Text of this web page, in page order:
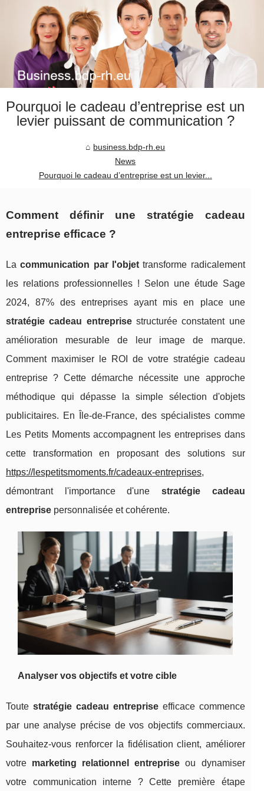
Pourquoi le cadeau d’entreprise est un
levier puissant de communication ?
business.bdp-rh.eu
News
Pourquoi le cadeau d’entreprise est un levier...
Comment définir une stratégie cadeau
entreprise efficace ?
Lacommunication par l'objettransforme radicalement
les relations professionnelles ! Selon une étude Sage
2024, 87% des entreprises ayant mis en place une
stratégie cadeau entreprisestructurée constatent une
amélioration mesurable de leur image de marque.
Comment maximiser le ROI de votre stratégie cadeau
entreprise ? Cette démarche nécessite une approche
méthodique qui dépasse la simple sélection d'objets
publicitaires. En Île-de-France, des spécialistes comme
Les Petits Moments accompagnent les entreprises dans
cette transformation en proposant des solutions sur
https://lespetitsmoments.fr/cadeaux-entreprises,
démontrant l'importance d'une stratégie cadeau
entreprise personnalisée et cohérente.
Analyser vos objectifs et votre cible
Toute stratégie cadeau entrepriseefficace commence
par une analyse précise de vos objectifs commerciaux.
Souhaitez-vous renforcer la fidélisation client, améliorer
votre marketing relationnel entreprise ou dynamiser
votre communication interne ? Cette première étape